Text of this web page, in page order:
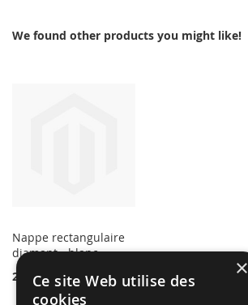
We found other products you might like!
Nappe rectangulaire
diamant - blanc
29,99 €
×
Ce site Web utilise des
cookies